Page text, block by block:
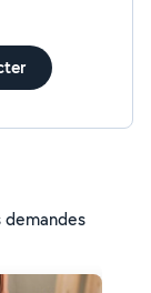
demandes